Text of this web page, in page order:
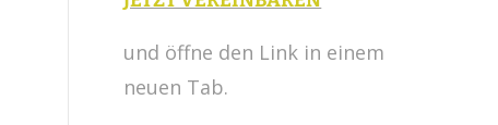
und öffne den Link in einem
neuen Tab.